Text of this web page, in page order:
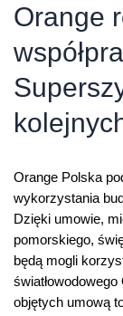
Orange
Orange Polska
wykorzystania
Dzięki umowie,
pomorskiego,
będą mogli
objętych umową